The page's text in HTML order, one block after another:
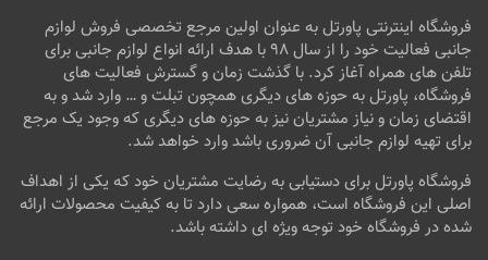
فروشگاه اینترنتی پاورتل به عنوان اولین مرجع تخصصی فروش لوازم
جانبی فعالیت خود را از سال ۹۸ با هدف ارائه انواع لوازم جانبی برای
تلفن های همراه آغاز کرد. با گذشت زمان و گسترش فعالیت های
فروشگاه، پاورتل به حوزه های دیگری همچون تبلت و … وارد شد و به
اقتضای زمان و نیاز مشتریان نیز به حوزه های دیگری که وجود یک مرجع
برای تهیه لوازم جانبی آن ضروری باشد وارد خواهد شد.
فروشگاه پاورتل برای دستیابی به رضایت مشتریان خود که یکی از اهداف
اصلی این فروشگاه است، همواره سعی دارد تا به کیفیت محصولات ارائه
شده در فروشگاه خود توجه ویژه ای داشته باشد.